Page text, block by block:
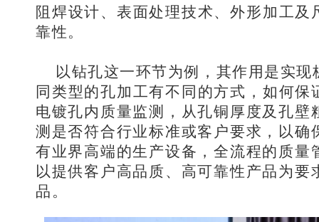
阻焊设计、表面处理技术、外形加工及
靠性。
以钻孔这一环节为例，其作用是实
同类型的孔加工有不同的方式，如何
电镀孔内质量监测，从孔铜厚度及孔
测是否符合行业标准或客户要求，以确
有业界高端的生产设备，全流程的质量
以提供客户高品质、高可靠性产品为
品。